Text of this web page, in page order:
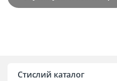
Стислий каталог